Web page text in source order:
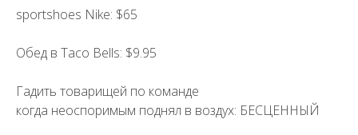
sportshoes Nike: $65
Обед в Taco Bells: $9.95
Гадить товарищей по команде
когда неоспоримым поднял в воздух: БЕСЦЕННЫЙ